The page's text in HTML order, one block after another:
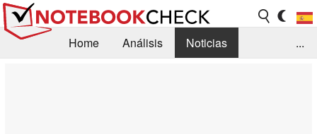
Home Análisis
Noticias
...